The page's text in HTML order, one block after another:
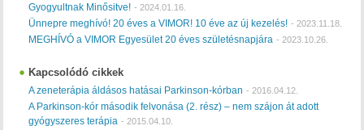
Gyogyultnak Minősitve! - 2024.01.16.
Ünnepre meghívó! 20 éves a VIMOR! 10 éve az új kezelés! - 2023.11.18.
MEGHÍVÓ a VIMOR Egyesület 20 éves születésnapjára - 2023.10.26.
Kapcsolódó cikkek
A zeneterápia áldásos hatásai Parkinson-kórban - 2016.04.12.
A Parkinson-kór második felvonása (2. rész) – nem szájon át adott
gyógyszeres terápia - 2015.04.10.